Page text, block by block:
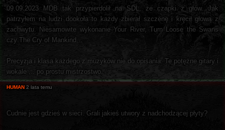
09.09.2023 MDB tak przypierdolił na SDL, że czapki z głów. Jak
patrzyłem na ludzi dookoła to każdy zbierał szczenę i kręcił głową z
zachwytu. Niesamowite wykonanie Your River, Turn Loose the Swans
czy The Cry of Mankind...
Precyzja i klasa każdego z muzyków nie do opisania. Te potężne gitary i
wokale ... po prostu mistrzostwo.
HUMAN 2 lata temu
Cudnie jest gdzieś w sieci. Grali jakieś utwory z nadchodzącej płyty?